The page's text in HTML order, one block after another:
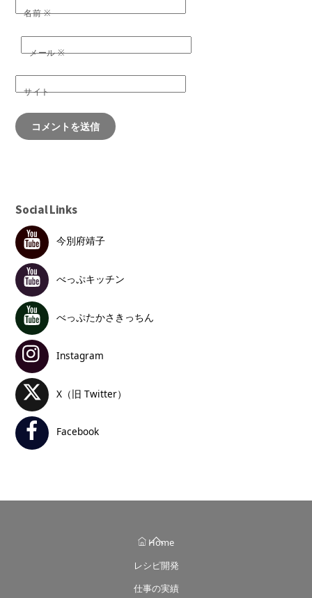
名前※
メール※
サイト
Social Links
今別府靖子
べっぷキッチン
べっぷたかさきっちん
Instagram
X（旧 Twitter）
Facebook
Back
Top
Home
レシピ開発
仕事の実績